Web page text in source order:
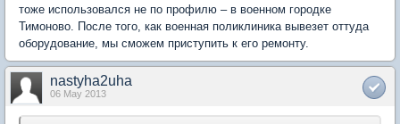
тоже использовался не по профилю – в военном городке
Тимоново. После того, как военная поликлиника вывезет оттуда
оборудование, мы сможем приступить к его ремонту.
nastyha2uha
06 May 2013